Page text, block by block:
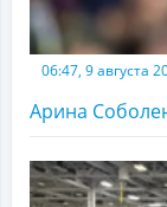
06:47, 9 августа
Арина